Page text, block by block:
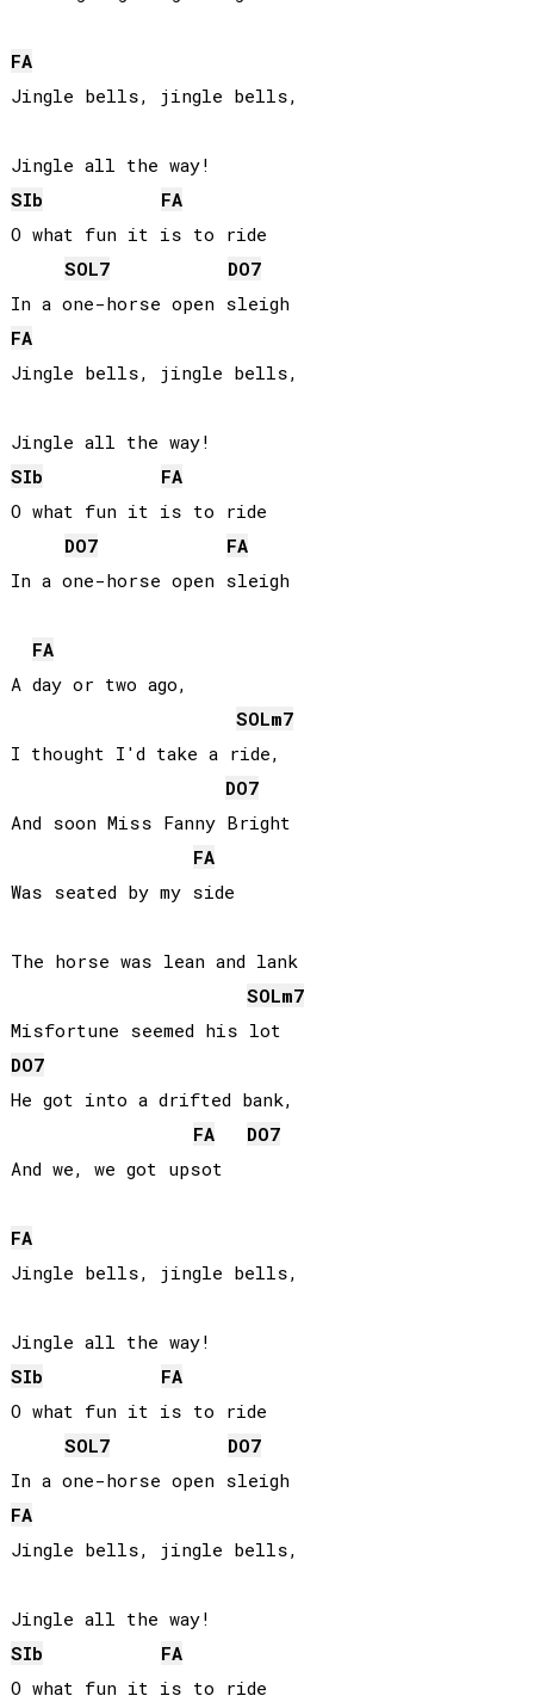
FA
Jingle bells, jingle bells,
SIb
FA
O what fun it is to ride
SOL7 DO7
FA
Jingle bells, jingle bells,
SIb
FA
O what fun it is to ride
DO7
FA
In a one-horse open sleigh
FA
A day or two ago,
SOLm7
I thought I'd take a ride,
DO7
And soon Miss Fanny Bright
FA
Was seated by my side
The horse was lean and lank
SOLm7
DO7
He got into a drifted bank,
FA
DO7
And we, we got upsot
FA
Jingle bells, jingle bells,
SIb
FA
O what fun it is to ride
SOL7 DO7
FA
Jingle bells, jingle bells,
SIb
FA
O what fun it is to ride